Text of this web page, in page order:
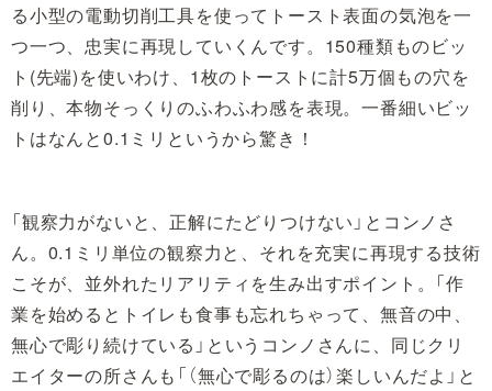
る小型の電動切削工具を使ってトースト表面の気泡を一
つ一つ、忠実に再現していくんです。150種類ものビッ
ト(先端)を使いわけ、1枚のトーストに計5万個もの穴を
削り、本物そっくりのふわふわ感を表現。一番細いビッ
トはなんと0.1ミリというから驚き！
「観察力がないと、正解にたどりつけない」とコンノさ
ん。0.1ミリ単位の観察力と、それを充実に再現する技術
こそが、並外れたリアリティを生み出すポイント。「作
業を始めるとトイレも食事も忘れちゃって、無音の中、
無心で彫り続けている」というコンノさんに、同じクリ
エイターの所さんも「（無心で彫るのは）楽しいんだよ」と